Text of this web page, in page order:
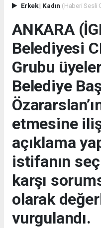
Erkek| Kadın (Haberi Sesli
ANKARA
Belediyesi
Grubu
Belediye
etmesine
açıklama
istifanın
karşı
olarak
vurgulandı.